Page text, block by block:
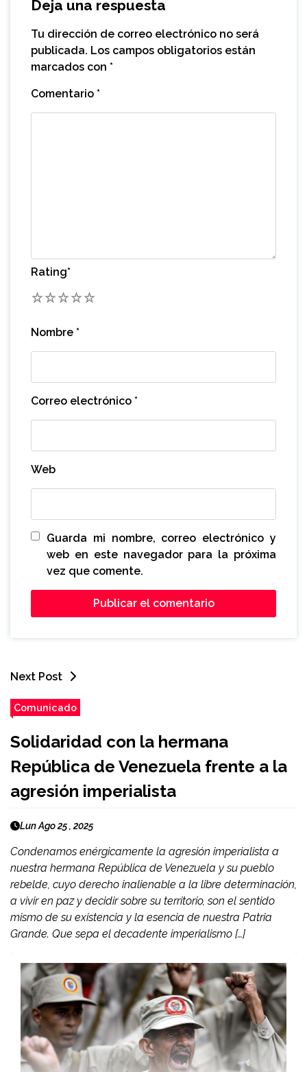
Deja una respuesta
Tu dirección de correo electrónico no será
publicada. Los campos obligatorios están
marcados con *
Comentario *
Rating*
5
4
3
2
Nombre *
Correo electrónico *
Web
Guarda mi nombre, correo electrónico y
web en este navegador para la próxima
vez que comente.
Next Post
Comunicado
Solidaridad con la hermana
República de Venezuela frente a la
agresión imperialista
Lun Ago 25 , 2025
Condenamos enérgicamente la agresión imperialista a
nuestra hermana República de Venezuela y su pueblo
rebelde, cuyo derecho inalienable a la libre determinación,
a vivir en paz y decidir sobre su territorio, son el sentido
mismo de su existencia y la esencia de nuestra Patria
Grande. Que sepa el decadente imperialismo […]